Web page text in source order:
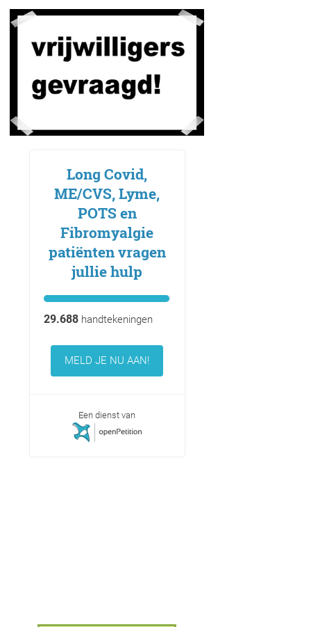
Long Covid,
ME/CVS, Lyme,
POTS en
Fibromyalgie
patiënten vragen
jullie hulp
29.688handtekeningen
MELD JE NU AAN!
Een dienst van